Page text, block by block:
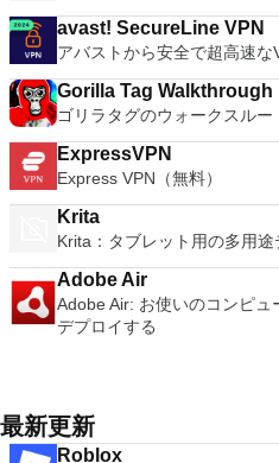
avast! SecureLine VPN
アバストから安全で超高速な
Gorilla Tag Walkthrough
ゴリラタグのウォークスルー
ExpressVPN
Express VPN（無料）
Krita
Krita：タブレット用の多用
Adobe Air
Adobe Air: お使いのコンピュ
デプロイする
最新更新
Roblox